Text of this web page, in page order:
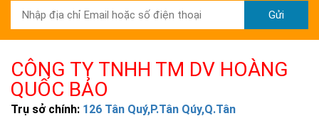
Gửi
CÔNG TY TNHH TM DV HOÀNG
QUỐC BẢO
Trụ sở chính: 126 Tân Quý,P.Tân Qúy,Q.Tân